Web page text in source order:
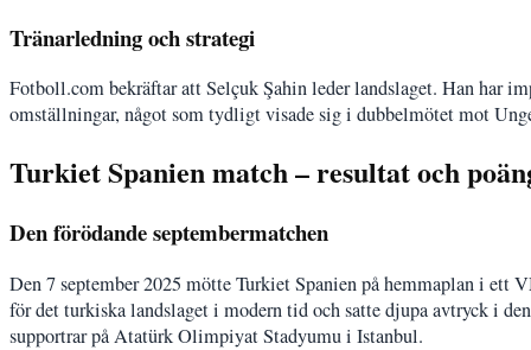
Tränarledning och strategi
Fotboll.com bekräftar att Selçuk Şahin leder landslaget. Han har
omställningar, något som tydligt visade sig i dubbelmötet mot
Turkiet Spanien match – resultat och
Den förödande septembermatchen
Den 7 september 2025 mötte Turkiet Spanien på hemmaplan i
för det turkiska landslaget i modern tid och satte djupa avtryck i
supportrar på Atatürk Olimpiyat Stadyumu i Istanbul.